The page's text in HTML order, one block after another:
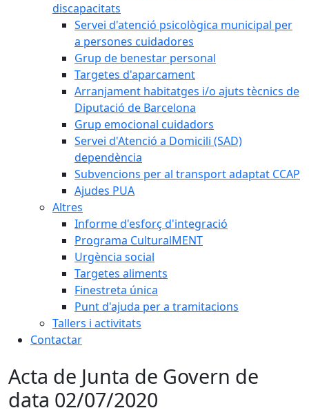
discapacitats
Servei d'atenció psicològica municipal per
a persones cuidadores
Grup de benestar personal
Targetes d'aparcament
Arranjament habitatges i/o ajuts tècnics de
Diputació de Barcelona
Grup emocional cuidadors
Servei d'Atenció a Domicili (SAD)
dependència
Subvencions per al transport adaptat CCAP
Ajudes PUA
Altres
Informe d'esforç d'integració
Programa CulturalMENT
Urgència social
Targetes aliments
Finestreta única
Punt d'ajuda per a tramitacions
Tallers i activitats
Contactar
Acta de Junta de Govern de
data 02/07/2020